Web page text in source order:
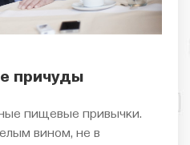
причуды
пищевые привычки.
вином, не в